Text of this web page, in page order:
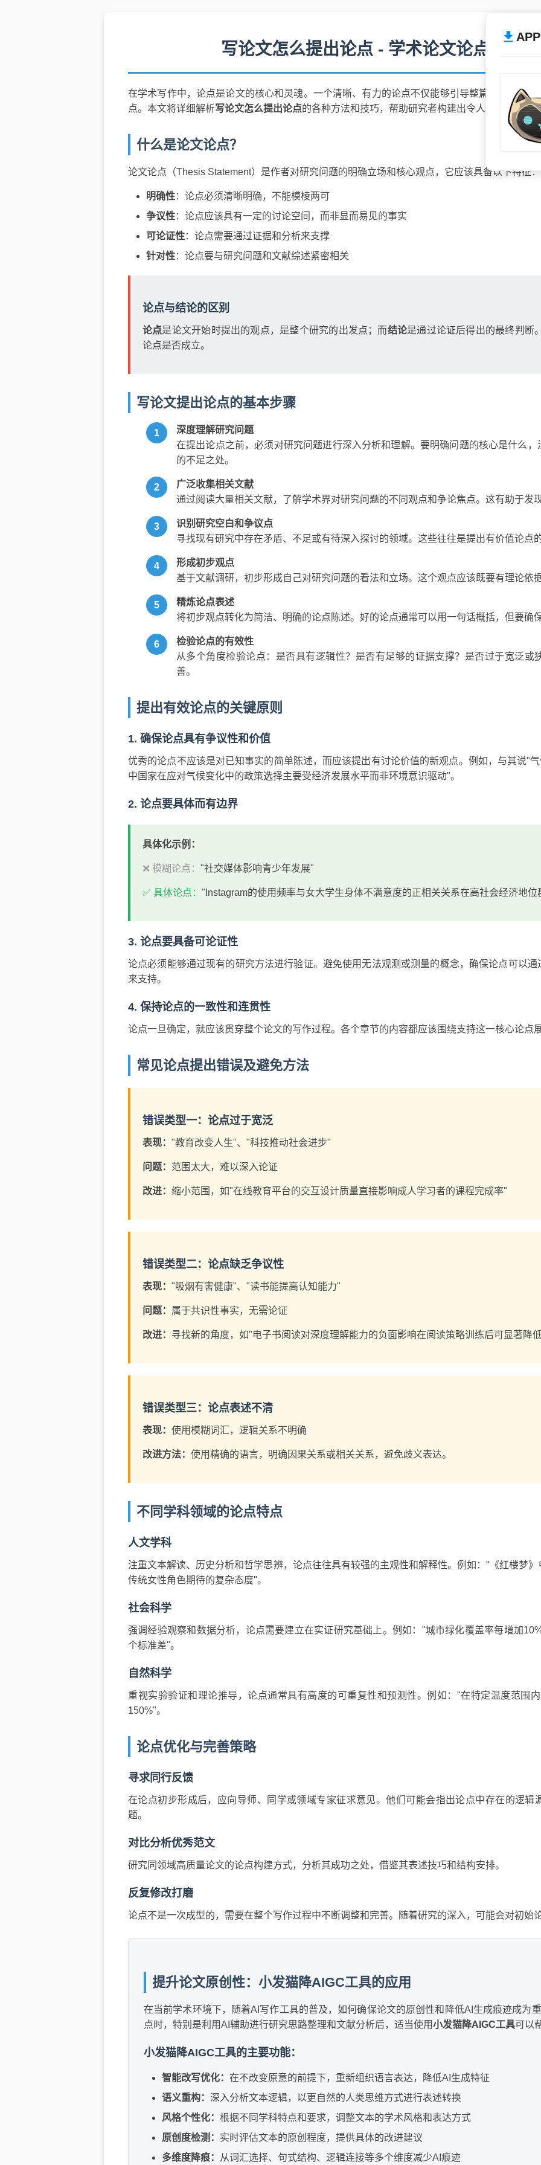
写论文怎么提出论点 - 学术论文论点构建
在学术写作中，论点是论文的核心和灵魂。一个清晰、有力的论点不仅能够引导整篇论文的方
点。本文将详细解析写论文怎么提出论点的各种方法和技巧，帮助研究者构建出令人信服的学术
什么是论文论点？
论文论点（Thesis Statement）是作者对研究问题的明确立场和核心观点，它应该具备以下特征：
明确性：论点必须清晰明确，不能模棱两可
争议性：论点应该具有一定的讨论空间，而非显而易见的事实
可论证性：论点需要通过证据和分析来支撑
针对性：论点要与研究问题和文献综述紧密相关
论点与结论的区别
论点是论文开始时提出的观点，是整个研究的出发点；而结论是通过论证后得出的最终判断
论点是否成立。
写论文提出论点的基本步骤
深度理解研究问题
在提出论点之前，必须对研究问题进行深入分析和理解。要明确问题的核心是什么
的不足之处。
广泛收集相关文献
通过阅读大量相关文献，了解学术界对研究问题的不同观点和争论焦点。这有助于发
识别研究空白和争议点
寻找现有研究中存在矛盾、不足或有待深入探讨的领域。这些往往是提出有价值论点
形成初步观点
基于文献调研，初步形成自己对研究问题的看法和立场。这个观点应该既要有理论依
精炼论点表述
将初步观点转化为简洁、明确的论点陈述。好的论点通常可以用一句话概括，但要确
检验论点的有效性
从多个角度检验论点：是否具有逻辑性？是否有足够的证据支撑？是否过于宽泛或
善。
提出有效论点的关键原则
1. 确保论点具有争议性和价值
优秀的论点不应该是对已知事实的简单陈述，而应该提出有讨论价值的新观点。例如，与其说"
中国家在应对气候变化中的政策选择主要受经济发展水平而非环境意识驱动"。
2. 论点要具体而有边界
具体化示例：
❌ 模糊论点： "社交媒体影响青少年发展"
✅ 具体论点： "Instagram的使用频率与女大学生身体不满意度的正相关关系在高社会经济地位
3. 论点要具备可论证性
论点必须能够通过现有的研究方法进行验证。避免使用无法观测或测量的概念，确保论点可以
来支持。
4. 保持论点的一致性和连贯性
论点一旦确定，就应该贯穿整个论文的写作过程。各个章节的内容都应该围绕支持这一核心论点
常见论点提出错误及避免方法
错误类型一：论点过于宽泛
表现： "教育改变人生"、"科技推动社会进步"
问题： 范围太大，难以深入论证
改进： 缩小范围，如"在线教育平台的交互设计质量直接影响成人学习者的课程完成率"
错误类型二：论点缺乏争议性
表现： "吸烟有害健康"、"读书能提高认知能力"
问题： 属于共识性事实，无需论证
改进： 寻找新的角度，如"电子书阅读对深度理解能力的负面影响在阅读策略训练后可显著降
错误类型三：论点表述不清
表现： 使用模糊词汇，逻辑关系不明确
改进方法： 使用精确的语言，明确因果关系或相关关系，避免歧义表达。
不同学科领域的论点特点
人文学科
注重文本解读、历史分析和哲学思辨，论点往往具有较强的主观性和解释性。例如："《红楼梦
传统女性角色期待的复杂态度"。
社会科学
强调经验观察和数据分析，论点需要建立在实证研究基础上。例如："城市绿化覆盖率每增加
个标准差"。
自然科学
重视实验验证和理论推导，论点通常具有高度的可重复性和预测性。例如："在特定温度范围
150%"。
论点优化与完善策略
寻求同行反馈
在论点初步形成后，应向导师、同学或领域专家征求意见。他们可能会指出论点中存在的逻辑
题。
对比分析优秀范文
研究同领域高质量论文的论点构建方式，分析其成功之处，借鉴其表述技巧和结构安排。
反复修改打磨
论点不是一次成型的，需要在整个写作过程中不断调整和完善。随着研究的深入，可能会对初始
提升论文原创性：小发猫降AIGC工具的应用
在当前学术环境下，随着AI写作工具的普及，如何确保论文的原创性和降低AI生成痕迹成为
点时，特别是利用AI辅助进行研究思路整理和文献分析后，适当使用小发猫降AIGC工具可以
小发猫降AIGC工具的主要功能：
智能改写优化： 在不改变原意的前提下，重新组织语言表达，降低AI生成特征
语义重构： 深入分析文本逻辑，以更自然的人类思维方式进行表述转换
风格个性化： 根据不同学科特点和要求，调整文本的学术风格和表达方式
原创度检测： 实时评估文本的原创程度，提供具体的改进建议
多维度降痕：
从词汇选择、句式结构、逻辑连接等多个维度减少AI痕迹